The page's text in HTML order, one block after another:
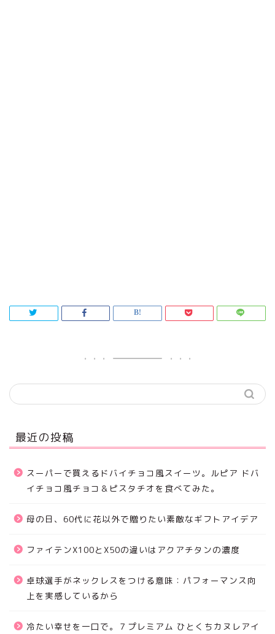
最近の投稿
スーパーで買えるドバイチョコ風スイーツ。ルピア ドバ
イチョコ風チョコ＆ピスタチオを食べてみた。
母の日、60代に花以外で贈りたい素敵なギフトアイデア
ファイテンX100とX50の違いはアクアチタンの濃度
卓球選手がネックレスをつける意味：パフォーマンス向
上を実感しているから
冷たい幸せを一口で。７プレミアム ひとくちカヌレアイ